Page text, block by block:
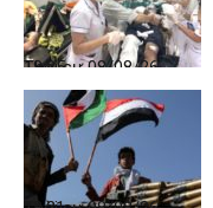
Thời sự
08/08/26, 18:25